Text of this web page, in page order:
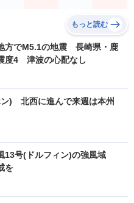
もっと読む
方でM5.1の地震 長崎県・鹿
度4 津波の心配なし
) 北西に進んで来週は本州
13号(ドルフィン)の強風域
を